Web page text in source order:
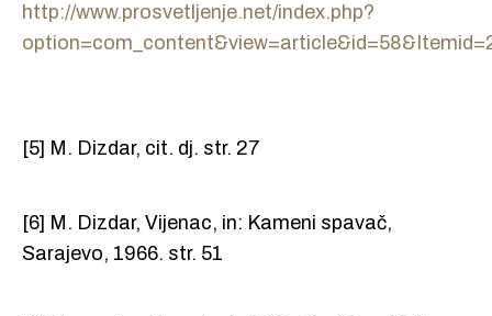
http://www.prosvetljenje.net/index.php?
[5] M. Dizdar, cit. dj. str. 27
[6] M. Dizdar, Vijenac, in: Kameni spavač,
Sarajevo, 1966. str. 51